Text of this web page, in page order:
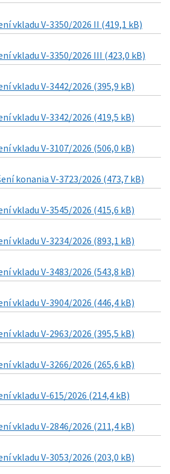
vkladu V-3350/2026 II (419,1 kB)
vkladu V-3350/2026 III (423,0 kB)
vkladu V-3442/2026 (395,9 kB)
vkladu V-3342/2026 (419,5 kB)
vkladu V-3107/2026 (506,0 kB)
konania V-3723/2026 (473,7 kB)
vkladu V-3545/2026 (415,6 kB)
vkladu V-3234/2026 (893,1 kB)
vkladu V-3483/2026 (543,8 kB)
vkladu V-3904/2026 (446,4 kB)
vkladu V-2963/2026 (395,5 kB)
vkladu V-3266/2026 (265,6 kB)
vkladu V-615/2026 (214,4 kB)
vkladu V-2846/2026 (211,4 kB)
vkladu V-3053/2026 (203,0 kB)